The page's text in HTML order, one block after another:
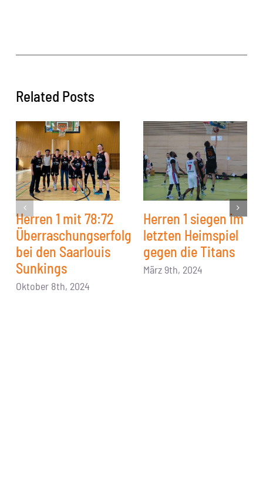
Related Posts
Herren 1 mit 78:72
Überraschungserfolg
bei den Saarlouis
Sunkings
Oktober 8th, 2024
Herren 1 siegen im
letzten Heimspiel
gegen die Titans
März 9th, 2024